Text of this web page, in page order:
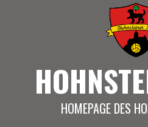
HOMEPAGE DES